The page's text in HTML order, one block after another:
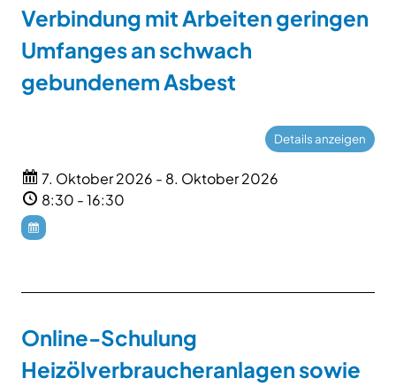
Verbindung mit Arbeiten geringen
Umfanges an schwach
gebundenem Asbest
7. Oktober 2026 - 8. Oktober 2026
8:30 - 16:30
Online-Schulung
Heizölverbraucheranlagen sowie